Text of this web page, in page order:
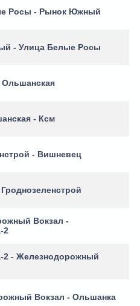
Росы - Рынок Южный
- Улица Белые Росы
Ольшанская
- Ксм
- Вишневец
Вокзал -
2
2 - Железнодорожный
Вокзал - Ольшанка